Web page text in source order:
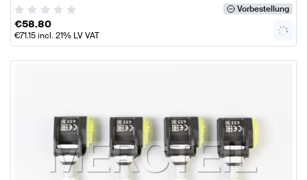
Vorbestellung
€58.80
€71.15incl. 21% LV VAT